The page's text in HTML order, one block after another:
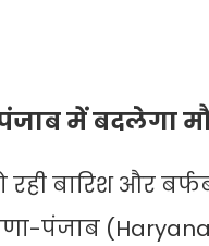
में बदलेगा
रही बारिश और
पंजाब